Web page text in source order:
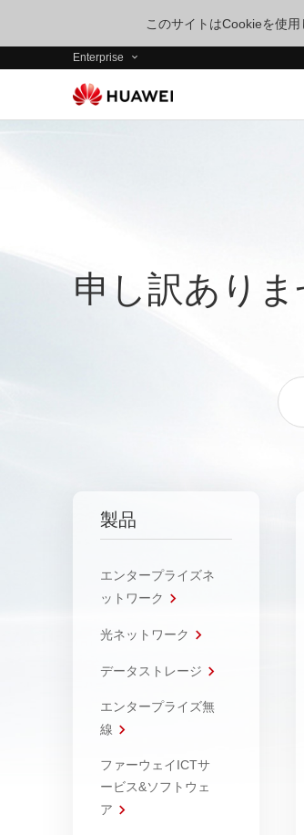
このサイトはCookieを使
Enterprise
申し訳あり
製品
エンタープライズネ
ットワーク
光ネットワーク
データストレージ
エンタープライズ無
線
ファーウェイICTサ
ービス&ソフトウェ
ア